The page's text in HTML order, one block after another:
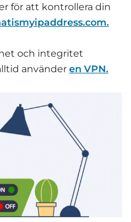
för att kontrollera din
och integritet
använder en VPN.